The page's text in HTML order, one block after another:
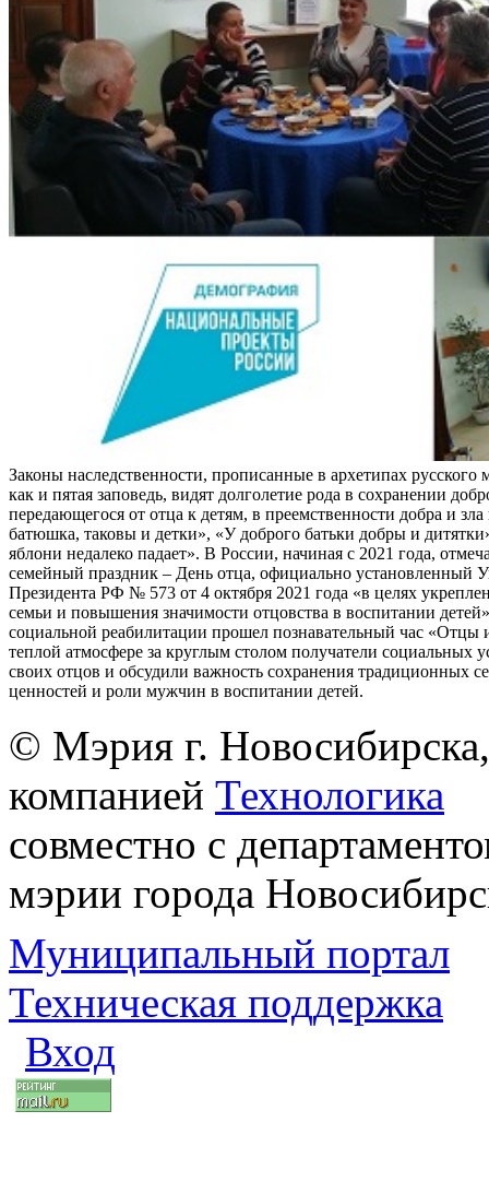
Законы наследственности, прописанные в архетипах
как и пятая заповедь, видят долголетие рода в сохранении
передающегося от отца к детям, в преемственности добра и
батюшка, таковы и детки», «У доброго батьки добры и
яблони недалеко падает». В России, начиная с 2021 года,
семейный праздник – День отца, официально установленный
Президента РФ № 573 от 4 октября 2021 года «в целях
семьи и повышения значимости отцовства в воспитании
социальной реабилитации прошел познавательный час «Отцы
теплой атмосфере за круглым столом получатели социальных
своих отцов и обсудили важность сохранения традиционных
ценностей и роли мужчин в воспитании детей.
© Мэрия г.
компанией Технологика
совместно с
мэрии города
Муниципальный портал
Техническая поддержка
Вход